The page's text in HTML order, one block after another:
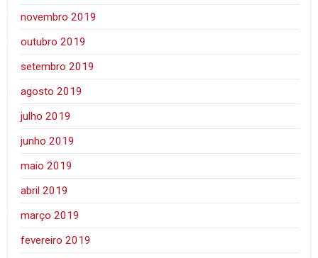
novembro 2019
outubro 2019
setembro 2019
agosto 2019
julho 2019
junho 2019
maio 2019
abril 2019
março 2019
fevereiro 2019